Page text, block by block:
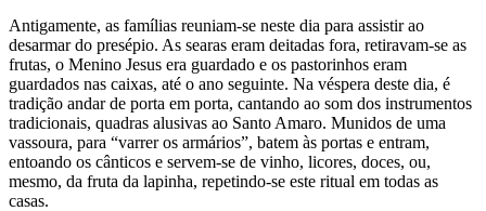
Antigamente, as famílias reuniam-se neste dia para assistir ao
desarmar do presépio. As searas eram deitadas fora, retiravam-se as
frutas, o Menino Jesus era guardado e os pastorinhos eram
guardados nas caixas, até o ano seguinte. Na véspera deste dia, é
tradição andar de porta em porta, cantando ao som dos instrumentos
tradicionais, quadras alusivas ao Santo Amaro. Munidos de uma
vassoura, para “varrer os armários”, batem às portas e entram,
entoando os cânticos e servem-se de vinho, licores, doces, ou,
mesmo, da fruta da lapinha, repetindo-se este ritual em todas as
casas.